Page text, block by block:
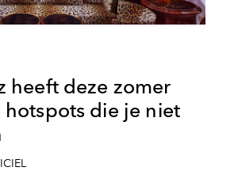
heeft deze zomer
die je niet